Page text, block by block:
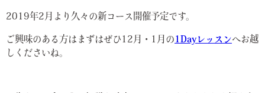
2019年2月より久々の新コース開催予定です。
ご興味のある方はまずはぜひ12月・1月の1Dayレッスンへお越
しくださいね。